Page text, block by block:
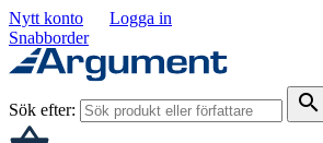
Nytt konto
Logga in
Snabborder
Sök efter: search